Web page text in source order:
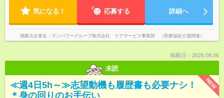
気になる！ 応募する 詳細へ
掲載元企業名 マンパワーグループ株式会社 ケアサービス事業部 （医療福祉介護関連）
掲載日：2026.08.06
未読
NEW
≪週4日5h～≫志望動機も履歴書も必要ナシ！
＊身の回りのお手伝い